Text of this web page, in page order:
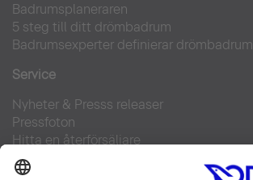
Badrumsplaneraren
5 steg till ditt drömbadrum
Badrumsexperter definierar drömbadrum
Service
Nyheter & Presss releaser
Pressfoton
Hitta en återförsäljare
FAQs